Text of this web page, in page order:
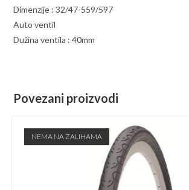
Dimenzije : 32/47-559/597
Auto ventil
Dužina ventila : 40mm
Povezani proizvodi
NEMA NA ZALIHAMA